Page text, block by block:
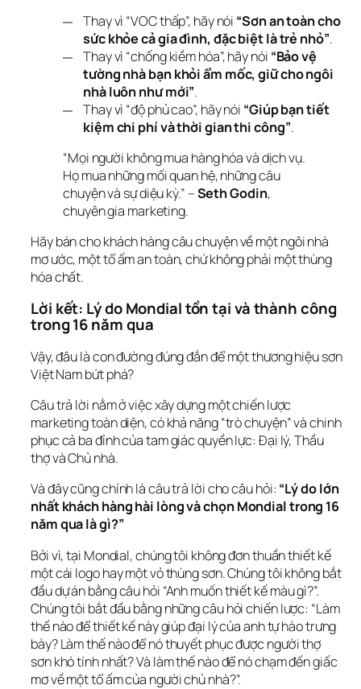
Thay vì “VOC thấp”, hãy nói “Sơn an toàn cho
sức khỏe cả gia đình, đặc biệt là trẻ nhỏ”.
Thay vì “chống kiềm hóa”, hãy nói “Bảo vệ
tường nhà bạn khỏi ẩm mốc, giữ cho ngôi
nhà luôn như mới”.
Thay vì “độ phủ cao”, hãy nói “Giúp bạn tiết
kiệm chi phí và thời gian thi công”.
“Mọi người không mua hàng hóa và dịch vụ.
Họ mua những mối quan hệ, những câu
chuyện và sự diệu kỳ.” – Seth Godin,
chuyên gia marketing.
Hãy bán cho khách hàng câu chuyện về một ngôi nhà
mơ ước, một tổ ấm an toàn, chứ không phải một thùng
hóa chất.
Lời kết: Lý do Mondial tồn tại và thành công
trong 16 năm qua
Vậy, đâu là con đường đúng đắn để một thương hiệu sơn
Việt Nam bứt phá?
Câu trả lời nằm ở việc xây dựng một chiến lược
marketing toàn diện, có khả năng “trò chuyện” và chinh
phục cả ba đỉnh của tam giác quyền lực: Đại lý, Thầu
thợ và Chủ nhà.
Và đây cũng chính là câu trả lời cho câu hỏi: “Lý do lớn
nhất khách hàng hài lòng và chọn Mondial trong 16
năm qua là gì?”
Bởi vì, tại Mondial, chúng tôi không đơn thuần thiết kế
một cái logo hay một vỏ thùng sơn. Chúng tôi không bắt
đầu dự án bằng câu hỏi “Anh muốn thiết kế màu gì?”.
Chúng tôi bắt đầu bằng những câu hỏi chiến lược: “Làm
thế nào để thiết kế này giúp đại lý của anh tự hào trưng
bày? Làm thế nào để nó thuyết phục được người thợ
sơn khó tính nhất? Và làm thế nào để nó chạm đến giấc
mơ về một tổ ấm của người chủ nhà?”.